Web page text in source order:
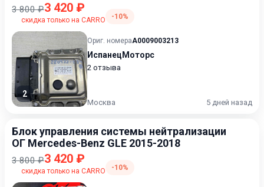
3 800 ₽3 420 ₽
скидка только на CARRO -10%
2
Ориг. номераA0009003213
ИспанецМоторс
2 отзыва
Москва 5 дней назад
Блок управления системы нейтрализации
ОГ Mercedes-Benz GLE 2015-2018
3 800 ₽3 420 ₽
скидка только на CARRO -10%